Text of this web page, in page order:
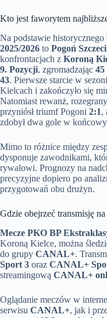
Kto jest faworytem
Na podstawie
2025/2026 to Pogoń
konfrontacjach z Koroną
9. Pozycji, zgromadzając
43. Pierwsze starcie w
Kielcach i zakończyło się
Natomiast rewanż, rozegrany
przyniósł triumf Pogoni 2:1,
zdobył dwa gole w
Mimo to różnice między
dysponuje zawodnikami,
rywalowi. Prognozy na
precyzyjne dopiero po
przygotowań obu drużyn.
Gdzie obejrzeć transmisję
Mecze PKO BP
Koroną Kielce, można
do grupy CANAL+.
Sport 3 oraz CANAL+
streamingową CANAL+
Oglądanie meczów w
serwisu CANAL+, jak i